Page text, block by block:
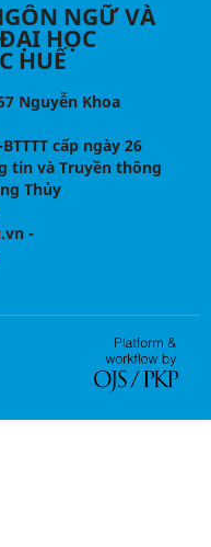
NGỮ VÀ
HỌC
HUẾ
Nguyễn Khoa
cấp ngày 26
tin và Truyền thông
Thủy
-